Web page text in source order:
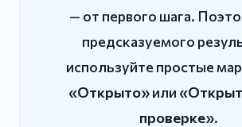
— от первого шага.
предсказуемого
используйте простые
«Открыто»или
проверке».